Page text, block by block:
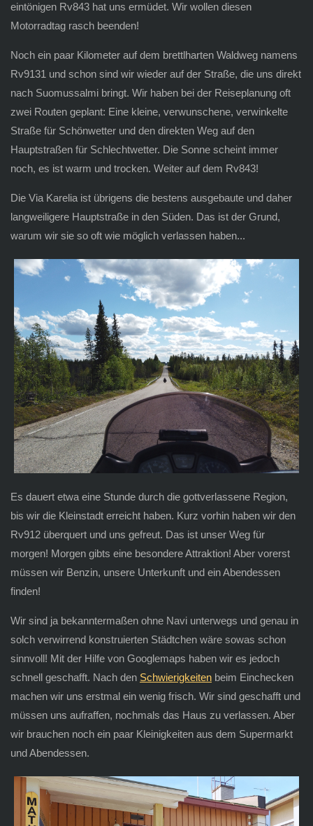
eintönigen Rv843 hat uns ermüdet. Wir wollen diesen
Motorradtag rasch beenden!
Noch ein paar Kilometer auf dem brettlharten Waldweg namens
Rv9131 und schon sind wir wieder auf der Straße, die uns direkt
nach Suomussalmi bringt. Wir haben bei der Reiseplanung oft
zwei Routen geplant: Eine kleine, verwunschene, verwinkelte
Straße für Schönwetter und den direkten Weg auf den
Hauptstraßen für Schlechtwetter. Die Sonne scheint immer
noch, es ist warm und trocken. Weiter auf dem Rv843!
Die Via Karelia ist übrigens die bestens ausgebaute und daher
langweiligere Hauptstraße in den Süden. Das ist der Grund,
warum wir sie so oft wie möglich verlassen haben...
Es dauert etwa eine Stunde durch die gottverlassene Region,
bis wir die Kleinstadt erreicht haben. Kurz vorhin haben wir den
Rv912 überquert und uns gefreut. Das ist unser Weg für
morgen! Morgen gibts eine besondere Attraktion! Aber vorerst
müssen wir Benzin, unsere Unterkunft und ein Abendessen
finden!
Wir sind ja bekanntermaßen ohne Navi unterwegs und genau in
solch verwirrend konstruierten Städtchen wäre sowas schon
sinnvoll! Mit der Hilfe von Googlemaps haben wir es jedoch
schnell geschafft. Nach den Schwierigkeitenbeim Einchecken
machen wir uns erstmal ein wenig frisch. Wir sind geschafft und
müssen uns aufraffen, nochmals das Haus zu verlassen. Aber
wir brauchen noch ein paar Kleinigkeiten aus dem Supermarkt
und Abendessen.